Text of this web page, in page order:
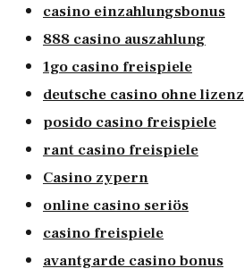
casino einzahlungsbonus
888 casino auszahlung
1go casino freispiele
deutsche casino ohne lizenz
posido casino freispiele
rant casino freispiele
Casino zypern
online casino seriös
casino freispiele
avantgarde casino bonus